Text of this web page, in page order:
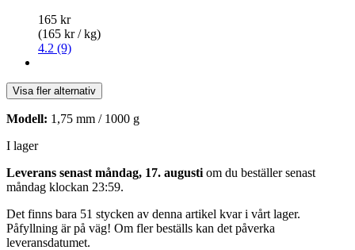
165 kr
(165 kr / kg)
4.2 (9)
Visa fler alternativ
Modell: 1,75 mm / 1000 g
I lager
Leverans senast måndag, 17. augusti om du beställer senast
måndag klockan 23:59.
Det finns bara 51 stycken av denna artikel kvar i vårt lager.
Påfyllning är på väg! Om fler beställs kan det påverka
leveransdatumet.